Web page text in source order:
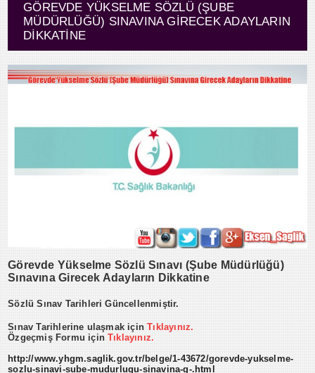
GÖREVDE YÜKSELME SÖZLÜ (ŞUBE
MÜDÜRLÜĞÜ) SINAVINA GIRECEK ADAYLARIN
DIKKATINE
Görevde Yükselme Sözlü Sınavı (Şube Müdürlüğü)
Sınavına Girecek Adayların Dikkatine
Sözlü Sınav Tarihleri Güncellenmiştir.
Sınav Tarihlerine ulaşmak içinTıklayınız.
Özgeçmiş Formu içinTıklayınız.
http://www.yhgm.saglik.gov.tr/belge/1-43672/gorevde-yukselme-
sozlu-sinavi-sube-mudurlugu-sinavina-g-.html